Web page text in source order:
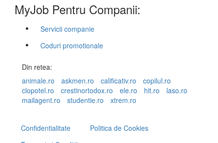
MyJob Pentru Companii:
Servicii companie
Coduri promotionale
Din retea:
animale.ro
askmen.ro calificativ.ro
copilul.ro
clopotel.ro
crestinortodox.ro ele.ro hit.ro
laso.ro
mailagent.ro
studentie.ro xtrem.ro
Confidentialitate
Politica de Cookies